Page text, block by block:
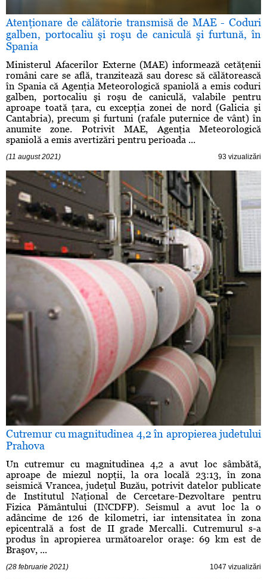
Atenţionare de călătorie transmisă de MAE - Coduri
galben, portocaliu şi roşu de caniculă şi furtună, în
Spania
Ministerul Afacerilor Externe (MAE) informează cetăţenii
români care se află, tranzitează sau doresc să călătorească
în Spania că Agenţia Meteorologică spaniolă a emis coduri
galben, portocaliu şi roşu de caniculă, valabile pentru
aproape toată ţara, cu excepţia zonei de nord (Galicia şi
Cantabria), precum şi furtuni (rafale puternice de vânt) în
anumite zone. Potrivit MAE, Agenţia Meteorologică
spaniolă a emis avertizări pentru perioada ...
(11 august 2021) 93 vizualizări
Cutremur cu magnitudinea 4,2 în apropierea judetului
Prahova
Un cutremur cu magnitudinea 4,2 a avut loc sâmbătă,
aproape de miezul nopţii, la ora locală 23:13, în zona
seismică Vrancea, judeţul Buzău, potrivit datelor publicate
de Institutul Naţional de Cercetare-Dezvoltare pentru
Fizica Pământului (INCDFP). Seismul a avut loc la o
adâncime de 126 de kilometri, iar intensitatea în zona
epicentrală a fost de II grade Mercalli. Cutremurul s-a
produs în apropierea următoarelor oraşe: 69 km est de
Braşov, ...
(28 februarie 2021) 1047 vizualizări